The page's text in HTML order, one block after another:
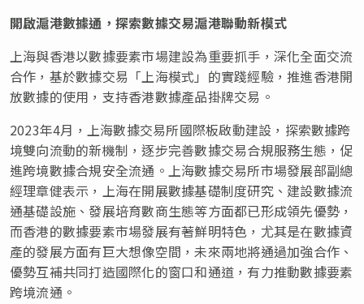
開啟滬港數據通，探索數據交易滬港聯動新模式
上海與香港以數據要素市場建設為重要抓手，深化全面交流
合作，基於數據交易「上海模式」的實踐經驗，推進香港開
放數據的使用，支持香港數據產品掛牌交易。
2023年4月，上海數據交易所國際板啟動建設，探索數據跨
境雙向流動的新機制，逐步完善數據交易合規服務生態，促
進跨境數據合規安全流通。上海數據交易所市場發展部副總
經理章健表示，上海在開展數據基礎制度研究、建設數據流
通基礎設施、發展培育數商生態等方面都已形成領先優勢，
而香港的數據要素市場發展有著鮮明特色，尤其是在數據資
產的發展方面有巨大想像空間，未來兩地將通過加強合作、
優勢互補共同打造國際化的窗口和通道，有力推動數據要素
跨境流通。